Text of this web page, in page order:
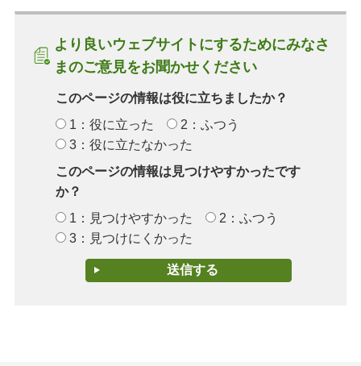
より良いウェブサイトにするためにみなさ
まのご意見をお聞かせください
このページの情報は役に立ちましたか？
1：役に立った
2：ふつう
3：役に立たなかった
このページの情報は見つけやすかったです
か？
1：見つけやすかった
2：ふつう
3：見つけにくかった